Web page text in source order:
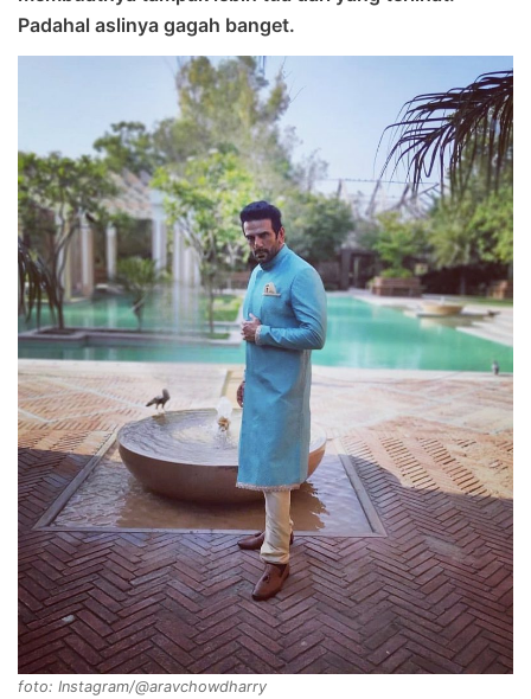
Padahal aslinya gagah banget.
foto: Instagram/@aravchowdharry